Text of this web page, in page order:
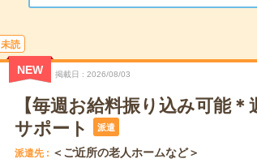
未読
NEW 掲載日 2026/08/03
【毎週お給料振り込み可能
サポート
派遣
派遣先 ＜ご近所の老人ホームなど＞